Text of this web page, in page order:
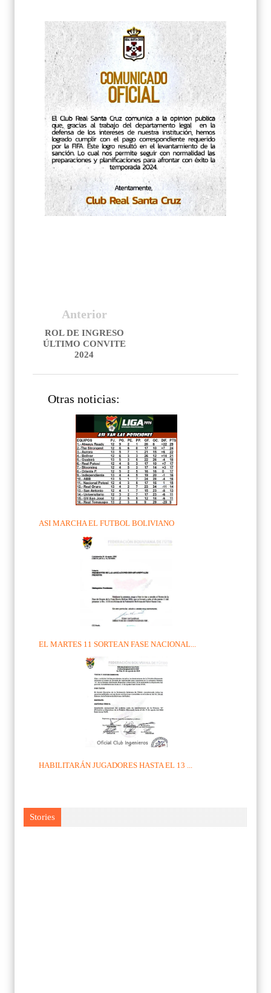
Anterior
ROL DE INGRESO
ÚLTIMO CONVITE
2024
Otras noticias:
ASI MARCHA EL FUTBOL BOLIVIANO
EL MARTES 11 SORTEAN FASE NACIONAL...
HABILITARÁN JUGADORES HASTA EL 13 ...
Stories